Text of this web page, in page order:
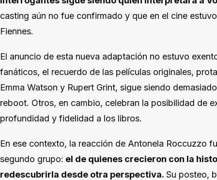
casting aún no fue confirmado y que en el cine
Fiennes.
El anuncio de esta nueva adaptación no estuvo
fanáticos, el recuerdo de las películas originales,
Emma Watson y Rupert Grint, sigue siendo
reboot. Otros, en cambio, celebran la posibilidad de
profundidad y fidelidad a los libros.
En ese contexto, la reacción de Antonela Roccuzzo
segundo grupo: el de quienes crecieron con la
redescubrirla desde otra perspectiva. Su posteo,